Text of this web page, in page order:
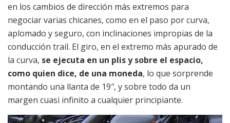
en los cambios de dirección más extremos para
negociar varias chicanes, como en el paso por curva,
aplomado y seguro, con inclinaciones impropias de la
conducción trail. El giro, en el extremo más apurado de
la curva, se ejecuta en un plis y sobre el espacio,
como quien dice, de una moneda, lo que sorprende
montando una llanta de 19″, y sobre todo da un
margen cuasi infinito a cualquier principiante.